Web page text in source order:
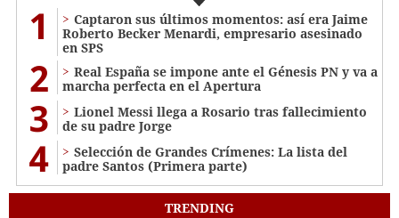
1
Captaron sus últimos momentos: así era Jaime
Roberto Becker Menardi​​​, empresario asesinado
en SPS
2
Real España se impone ante el Génesis PN y va a
marcha perfecta en el Apertura
3
Lionel Messi llega a Rosario tras fallecimiento
de su padre Jorge
4
Selección de Grandes Crímenes: La lista del
padre Santos (Primera parte)
TRENDING